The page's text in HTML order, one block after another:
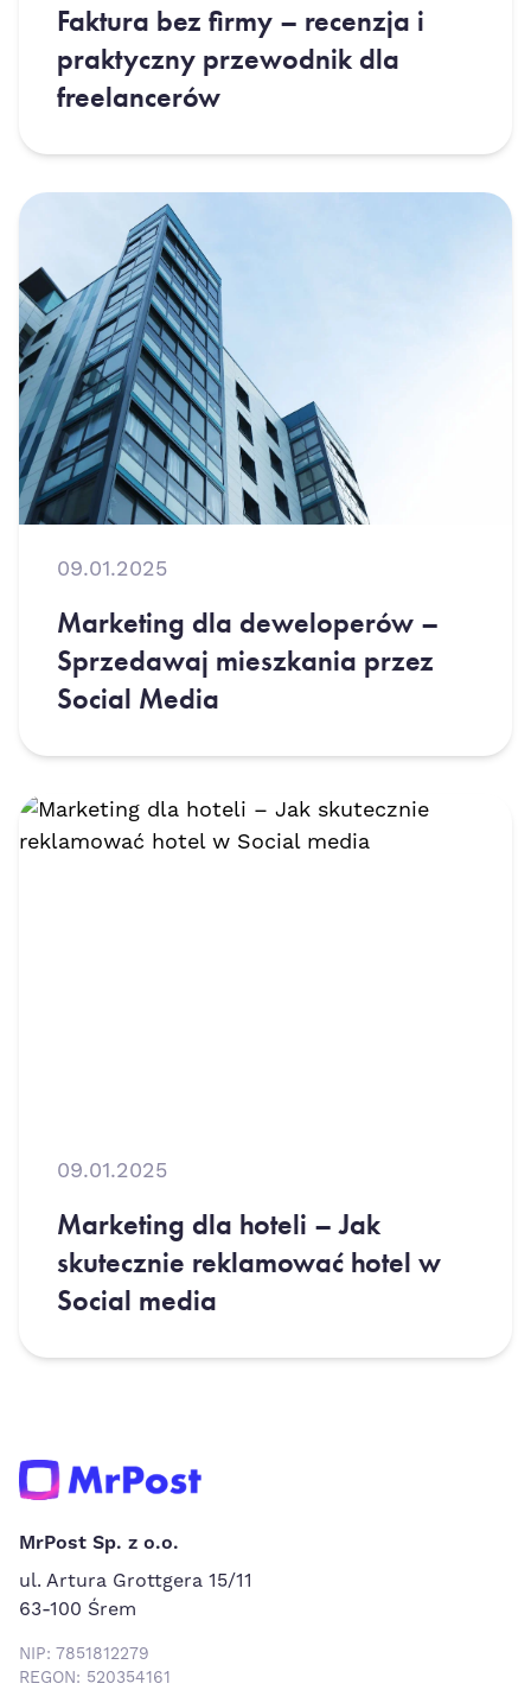
Faktura bez firmy – recenzja i
praktyczny przewodnik dla
freelancerów
09.01.2025
Marketing dla deweloperów –
Sprzedawaj mieszkania przez
Social Media
09.01.2025
Marketing dla hoteli – Jak
skutecznie reklamować hotel w
Social media
MrPost Sp. z o.o.
ul. Artura Grottgera 15/11
63-100 Śrem
NIP: 7851812279
REGON: 520354161